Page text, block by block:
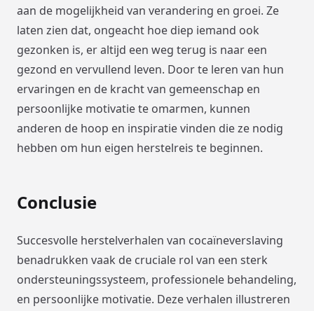
aan de mogelijkheid van verandering en groei. Ze
laten zien dat, ongeacht hoe diep iemand ook
gezonken is, er altijd een weg terug is naar een
gezond en vervullend leven. Door te leren van hun
ervaringen en de kracht van gemeenschap en
persoonlijke motivatie te omarmen, kunnen
anderen de hoop en inspiratie vinden die ze nodig
hebben om hun eigen herstelreis te beginnen.
Conclusie
Succesvolle herstelverhalen van cocaïneverslaving
benadrukken vaak de cruciale rol van een sterk
ondersteuningssysteem, professionele behandeling,
en persoonlijke motivatie. Deze verhalen illustreren